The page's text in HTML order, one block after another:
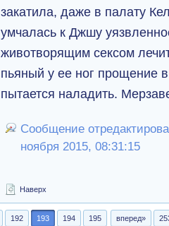
закатила, даже в палату
умчалась к Джшу
животворящим сексом
пьяный у ее ног прощение
пытается наладить.
Сообщение
ноября 2015, 08:31:15
Наверх
192 193 194 195 вперед»